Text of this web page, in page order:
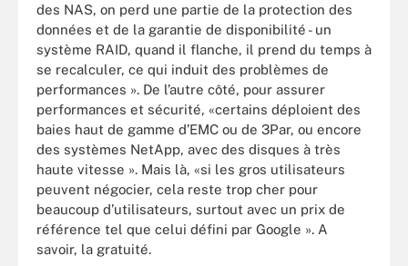
des NAS, on perd une partie de la protection des
données et de la garantie de disponibilité - un
système RAID, quand il flanche, il prend du temps à
se recalculer, ce qui induit des problèmes de
performances ». De l’autre côté, pour assurer
performances et sécurité, «certains déploient des
baies haut de gamme d’EMC ou de 3Par, ou encore
des systèmes NetApp, avec des disques à très
haute vitesse ». Mais là, «si les gros utilisateurs
peuvent négocier, cela reste trop cher pour
beaucoup d’utilisateurs, surtout avec un prix de
référence tel que celui défini par Google ». A
savoir, la gratuité.